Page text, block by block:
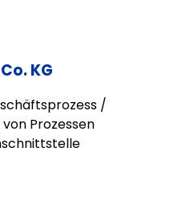
KG
/
Prozessen